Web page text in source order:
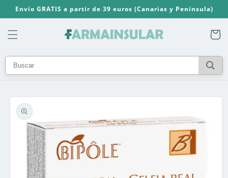
directamente
al contenido
Envío GRATIS a partir de 39 euros (Canarias y Península)
Carrito
directamente
a la
información
del producto